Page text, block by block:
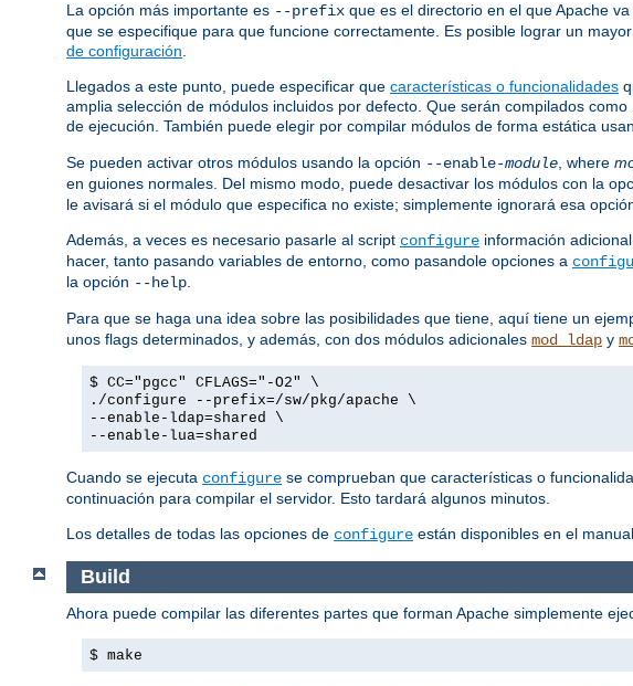
La opción más importante es --prefix que es el directorio en el que Apache
que se especifique para que funcione correctamente. Es posible lograr un
de configuración.
Llegados a este punto, puede especificar que características o funcionalidades
amplia selección de módulos incluidos por defecto. Que serán compilados como
de ejecución. También puede elegir por compilar módulos de forma estática
Se pueden activar otros módulos usando la opción --enable-module, where
en guiones normales. Del mismo modo, puede desactivar los módulos con la
le avisará si el módulo que especifica no existe; simplemente ignorará esa
Además, a veces es necesario pasarle al script configure información
hacer, tanto pasando variables de entorno, como pasandole opciones a
la opción --help.
Para que se haga una idea sobre las posibilidades que tiene, aquí tiene un
unos flags determinados, y además, con dos módulos adicionales mod_ldap y
$ CC="pgcc" CFLAGS="-O2" \
./configure --prefix=/sw/pkg/apache \
--enable-ldap=shared \
--enable-lua=shared
Cuando se ejecuta configure se comprueban que características o
continuación para compilar el servidor. Esto tardará algunos minutos.
Los detalles de todas las opciones de configure están disponibles en el
Build
Ahora puede compilar las diferentes partes que forman Apache simplemente
$ make